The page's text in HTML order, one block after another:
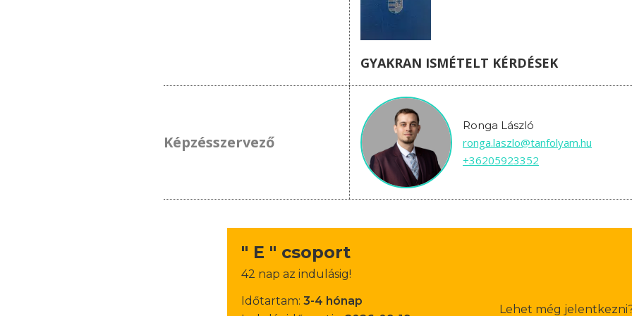
GYAKRAN ISMÉTELT KÉRDÉSEK
Képzésszervező
Ronga László
ronga.laszlo@tanfolyam.hu
+36205923352
" E " csoport
42 nap az indulásig!
Időtartam: 3-4 hónap
Lehet még